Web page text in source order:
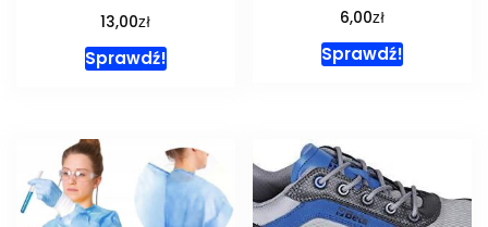
13,00zł
Sprawdź!
6,00zł
Sprawdź!